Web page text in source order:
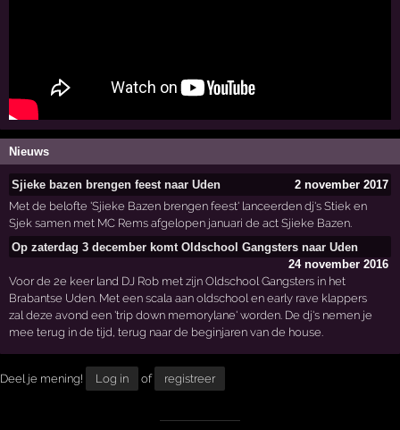
Nieuws
Sjieke bazen brengen feest naar Uden
2 november 2017
Met de belofte 'Sjieke Bazen brengen feest' lanceerden dj's Stiek en
Sjek samen met MC Rems afgelopen januari de act Sjieke Bazen.
Op zaterdag 3 december komt Oldschool Gangsters naar Uden
24 november 2016
Voor de 2e keer land DJ Rob met zijn Oldschool Gangsters in het
Brabantse Uden. Met een scala aan oldschool en early rave klappers
zal deze avond een 'trip down memorylane' worden. De dj's nemen je
mee terug in de tijd, terug naar de beginjaren van de house.
Deel je mening! Log in of registreer